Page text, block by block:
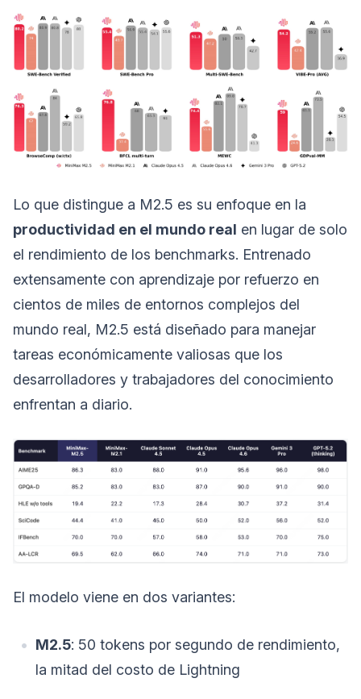
Lo que distingue a M2.5 es su enfoque en la
productividad en el mundo real en lugar de solo
el rendimiento de los benchmarks. Entrenado
extensamente con aprendizaje por refuerzo en
cientos de miles de entornos complejos del
mundo real, M2.5 está diseñado para manejar
tareas económicamente valiosas que los
desarrolladores y trabajadores del conocimiento
enfrentan a diario.
El modelo viene en dos variantes:
M2.5: 50 tokens por segundo de rendimiento,
la mitad del costo de Lightning